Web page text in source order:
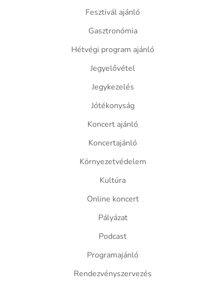
Fesztivál ajánló
Gasztronómia
Hétvégi program ajánló
Jegyelővétel
Jegykezelés
Jótékonyság
Koncert ajánló
Koncertajánló
Környezetvédelem
Kultúra
Online koncert
Pályázat
Podcast
Programajánló
Rendezvényszervezés